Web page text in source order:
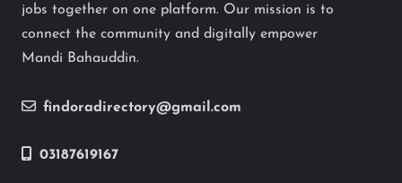
jobs together on one platform. Our mission is to
connect the community and digitally empower
Mandi Bahauddin.
findoradirectory@gmail.com
03187619167